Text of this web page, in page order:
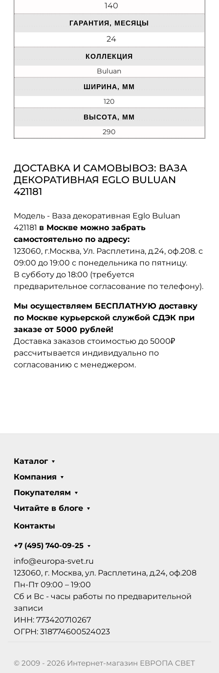
140
ГАРАНТИЯ, МЕСЯЦЫ
24
КОЛЛЕКЦИЯ
Buluan
ШИРИНА, ММ
120
ВЫСОТА, ММ
290
ДОСТАВКА И САМОВЫВОЗ: ВАЗА
ДЕКОРАТИВНАЯ EGLO BULUAN
421181
Модель - Ваза декоративная Eglo Buluan
421181 в Москве можно забрать
самостоятельно по адресу:
123060, г.Москва, Ул. Расплетина, д.24, оф.208. с
09:00 до 19:00 с понедельника по пятницу.
В субботу до 18:00 (требуется
предварительное согласование по телефону).
Мы осуществляем БЕСПЛАТНУЮ доставку
по Москве курьерской службой СДЭК при
заказе от 5000 рублей!
Доставка заказов стоимостью до 5000₽
рассчитывается индивидуально по
согласованию с менеджером.
Каталог
Компания
Покупателям
Читайте в блоге
Контакты
+7 (495) 740-09-25
info@europa-svet.ru
123060, г. Москва, ул. Расплетина, д.24, оф.208
Пн-Пт 09:00 – 19:00
Сб и Вс - часы работы по предварительной
записи
ИНН: 773420710267
ОГРН: 318774600524023
© 2009 - 2026 Интернет-магазин ЕВРОПА СВЕТ